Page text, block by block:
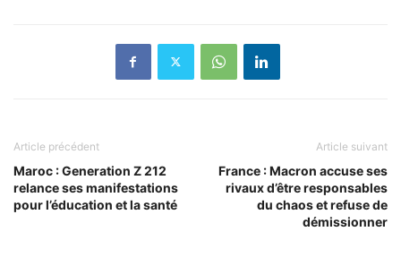
Article précédent
Maroc : Generation Z 212
relance ses manifestations
pour l’éducation et la santé
Article suivant
France : Macron accuse ses
rivaux d’être responsables
du chaos et refuse de
démissionner